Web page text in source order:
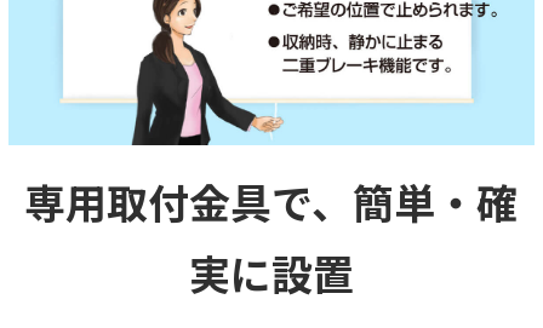
専用取付金具で、 簡単・確
実に設置